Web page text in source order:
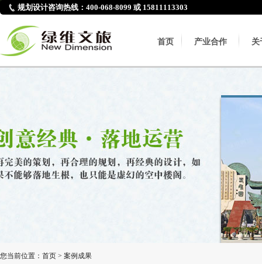
规划设计咨询热线：400-068-8099 或 15811113303
首页 产业合作 关
您当前位置： 首页 > 案例成果